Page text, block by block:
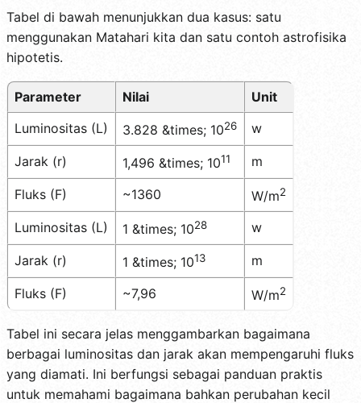
Tabel di bawah menunjukkan dua kasus: satu
menggunakan Matahari kita dan satu contoh astrofisika
hipotetis.
Parameter Nilai
Unit
Luminositas (L)
3.828 &times; 1026 w
Jarak (r) 1,496 &times; 1011 m
Fluks (F) ~1360 W/m2
Luminositas (L) 1 &times; 1028 w
Jarak (r) 1 &times; 1013 m
Fluks (F) ~7,96 W/m2
Tabel ini secara jelas menggambarkan bagaimana
berbagai luminositas dan jarak akan mempengaruhi fluks
yang diamati. Ini berfungsi sebagai panduan praktis
untuk memahami bagaimana bahkan perubahan kecil